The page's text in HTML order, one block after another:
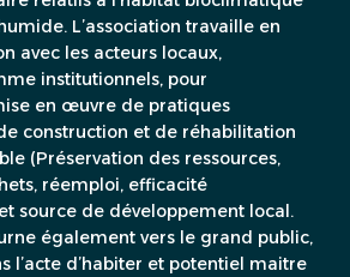
L’association travaille en
avec les acteurs locaux,
institutionnels, pour
en œuvre de pratiques
construction et de réhabilitation
(Préservation des ressources,
réemploi, efficacité
source de développement local.
également vers le grand public,
l’acte d’habiter et potentiel maitre